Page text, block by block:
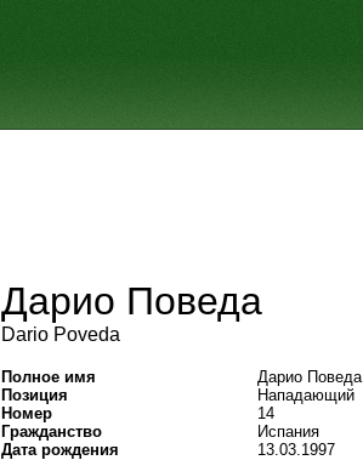
Дарио Поведа
Dario Poveda
Полное имя
Дарио Поведа
Позиция
Нападающий
Номер
14
Гражданство
Испания
Дата рождения
13.03.1997